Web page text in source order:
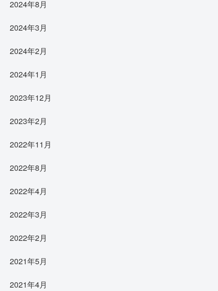
2024年8月
2024年3月
2024年2月
2024年1月
2023年12月
2023年2月
2022年11月
2022年8月
2022年4月
2022年3月
2022年2月
2021年5月
2021年4月